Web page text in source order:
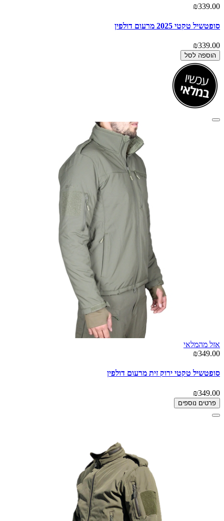
₪339.00
סופטשיל טקטי 2025 מרעום דולפין
₪339.00
הוספה לסל
אזל מהמלאי
₪349.00
סופטשיל טקטי ירוק זית מרעום דולפין
₪349.00
פרטים נוספים